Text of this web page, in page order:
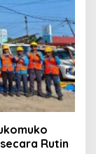
Rutin